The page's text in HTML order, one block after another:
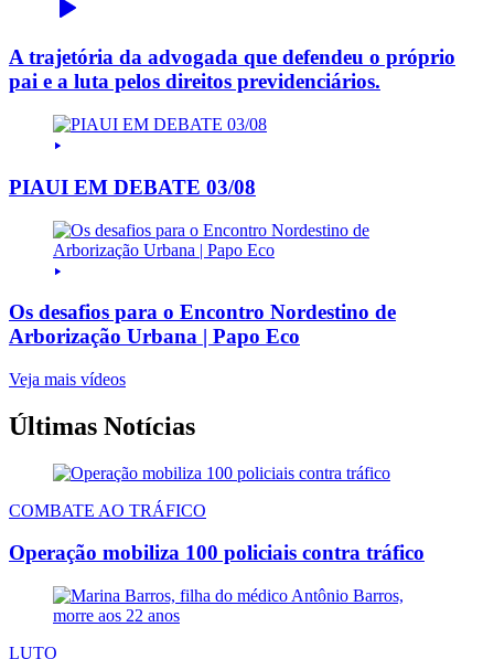
A trajetória da advogada que defendeu o próprio
pai e a luta pelos direitos previdenciários.
PIAUI EM DEBATE 03/08
Os desafios para o Encontro Nordestino de
Arborização Urbana | Papo Eco
Veja mais vídeos
Últimas Notícias
COMBATE AO TRÁFICO
Operação mobiliza 100 policiais contra tráfico
LUTO